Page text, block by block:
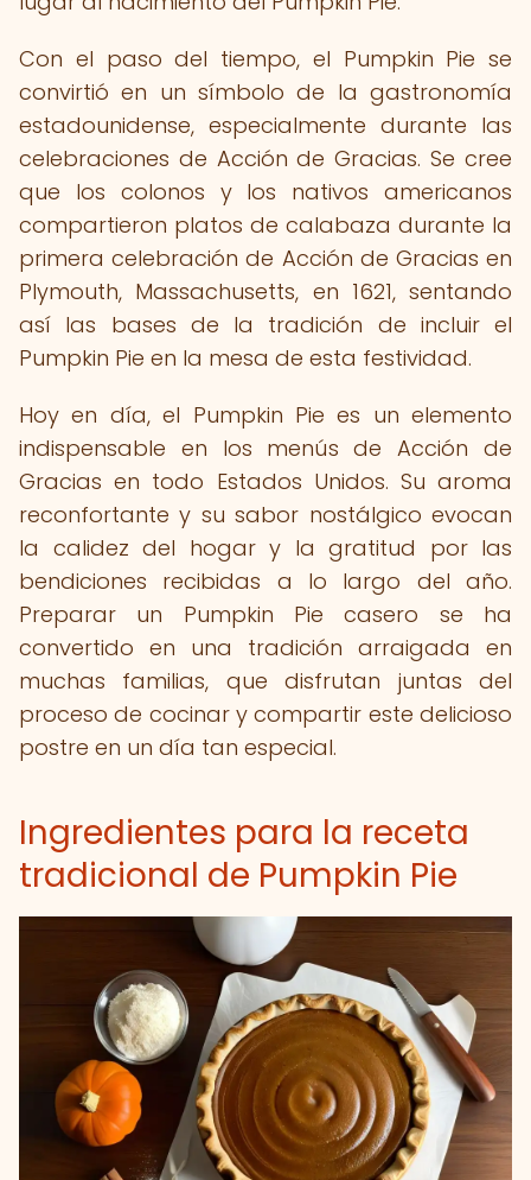
Con el paso del tiempo, el Pumpkin Pie se
convirtió en un símbolo de la gastronomía
estadounidense, especialmente durante las
celebraciones de Acción de Gracias. Se cree
que los colonos y los nativos americanos
compartieron platos de calabaza durante la
primera celebración de Acción de Gracias en
Plymouth, Massachusetts, en 1621, sentando
así las bases de la tradición de incluir el
Pumpkin Pie en la mesa de esta festividad.
Hoy en día, el Pumpkin Pie es un elemento
indispensable en los menús de Acción de
Gracias en todo Estados Unidos. Su aroma
reconfortante y su sabor nostálgico evocan
la calidez del hogar y la gratitud por las
bendiciones recibidas a lo largo del año.
Preparar un Pumpkin Pie casero se ha
convertido en una tradición arraigada en
muchas familias, que disfrutan juntas del
proceso de cocinar y compartir este delicioso
postre en un día tan especial.
Ingredientes para la receta
tradicional de Pumpkin Pie